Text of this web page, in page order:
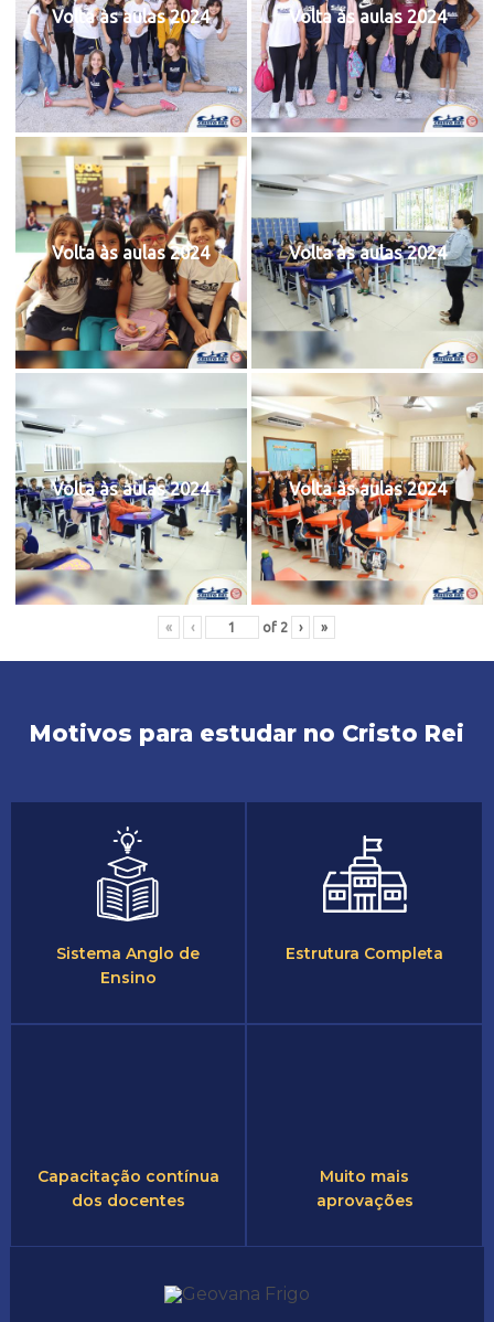
Volta às aulas 2024 Volta às aulas 2024
Volta às aulas 2024 Volta às aulas 2024
Volta às aulas 2024 Volta às aulas 2024
« ‹ of 2 › »
Motivos para estudar no Cristo Rei
Sistema Anglo de
Ensino
Estrutura Completa
Capacitação contínua
dos docentes
Muito mais
aprovações